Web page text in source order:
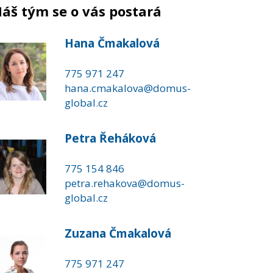
tým se o vás postará
Hana Čmakalová
775 971 247
hana.cmakalova@domus-
global.cz
Petra Řeháková
775 154 846
petra.rehakova@domus-
global.cz
Zuzana Čmakalová
775 971 247